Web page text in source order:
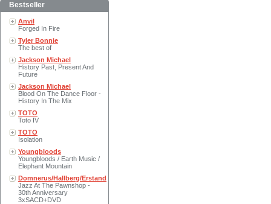
Bestseller
Anvil
Forged In Fire
Tyler Bonnie
The best of
Jackson Michael
History Past, Present And
Future
Jackson Michael
Blood On The Dance Floor -
History In The Mix
TOTO
Toto IV
TOTO
Isolation
Youngbloods
Youngbloods / Earth Music /
Elephant Mountain
Domnerus/Hallberg/Erstand
Jazz At The Pawnshop -
30th Anniversary
3xSACD+DVD